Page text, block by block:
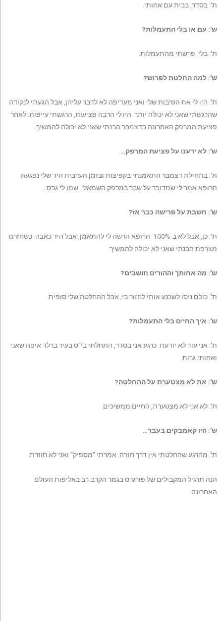
ת': בסדר, בבית עם אחותי.
ש': עם או בלי התעמלות?
ת': בלי. פרשתי מהתעמלות.
ש': למה החלטת לפרוש?
ת': היו לי את הסיבות שלי ואני מעדיפה לא לדבר עליהן, אבל הגעתי לנקודה
שהרגשתי שאני לא יכולה יותר. היו לי הרבה פציעות, הרגשתי עייפות. לאחר
פציעת המרפק האחרונה בדצמבר הבנתי שאני לא יכולה להמשיך.
ש': לא ידענו על פציעת המרפק…
ת': בתחילת דצמבר התאמנתי בקפיצות ובזמן הערבית היד שלי נפגעה.
הרופא אמר לי שמדובר על שבר במרפק השמאלי. שמו לי גבס…
ש': חשבת על פרישה כבר אז?
ת': כן, אבל לא ב-100%. הרופא הרשה לי להתאמן, אבל היד כאבה. כשחזרנו
מצרפת הבנתי שאני לא יכולה להמשיך.
ש': מה אחותך וההורים חושבים?
ת': כולם ניסו לשכנע אותי לחזור בי, אבל ההחלטה שלי סופית.
ש': איך החיים בלי התעמלות?
ת': אני עוד לא יודעת. כרגע אני בסדר, התחלתי בי"ס בעיר ברלד איפה שאני
ואחותי גרות.
ש': את לא מצטערת על ההחלטה?
ת': לא אני לא מצטערת, החיים ממשיכים.
ש': היו קאמבקים בעבר…
ת': מהרגע שהחלטתי אין דרך חזרה. אמרתי "מספיק" ואני לא חוזרת.
הנה תרגיל המקבילים של פורגרס בגמר הקרב-רב באליפות העולם
האחרונה: